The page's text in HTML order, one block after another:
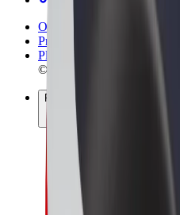
Ogólne Warunki
Prywatność
Pliki cookie
© 2026 Bolt Technology OÜ
Produkty
Przejazdy
Hulajnogi elektryczne
Bolt Market